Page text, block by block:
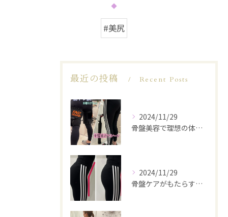
#美尻
最近の投稿 Recent Posts
2024/11/29
骨盤美容で理想の体型を実現
2024/11/29
骨盤ケアがもたらす美と健康